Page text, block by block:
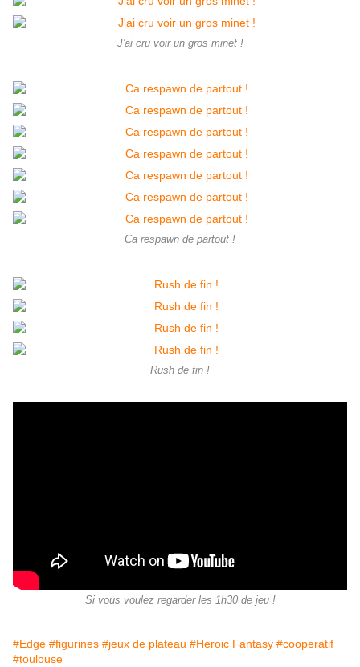
J'ai cru voir un gros minet !
Ca respawn de partout !
Rush de fin !
Si vous voulez regarder les 1h30 de jeu !
#Edge #figurines #jeux de plateau #Heroic Fantasy #cooperatif
#toulouse